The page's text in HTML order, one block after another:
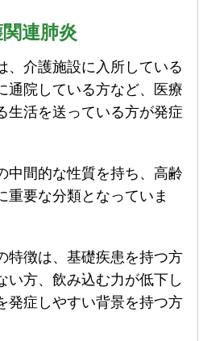
連肺炎
、介護施設に入所している
通院している方など、医療
生活を送っている方が発症
中間的な性質を持ち、高齢
重要な分類となっていま
特徴は、基礎疾患を持つ方
い方、飲み込む力が低下し
発症しやすい背景を持つ方